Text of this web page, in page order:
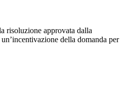
risoluzione approvata dalla
della domanda per